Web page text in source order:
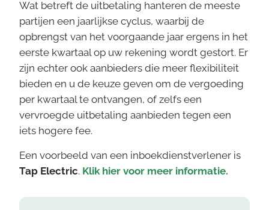
Wat betreft de uitbetaling hanteren de meeste
partijen een jaarlijkse cyclus, waarbij de
opbrengst van het voorgaande jaar ergens in het
eerste kwartaal op uw rekening wordt gestort. Er
zijn echter ook aanbieders die meer flexibiliteit
bieden en u de keuze geven om de vergoeding
per kwartaal te ontvangen, of zelfs een
vervroegde uitbetaling aanbieden tegen een
iets hogere fee.
Een voorbeeld van een inboekdienstverlener is
Tap Electric. Klik hier voor meer informatie.